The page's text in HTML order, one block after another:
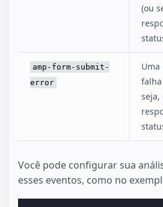
(ou
amp-form-submit-
error
Uma
seja,
Você pode configurar sua
esses eventos, como no